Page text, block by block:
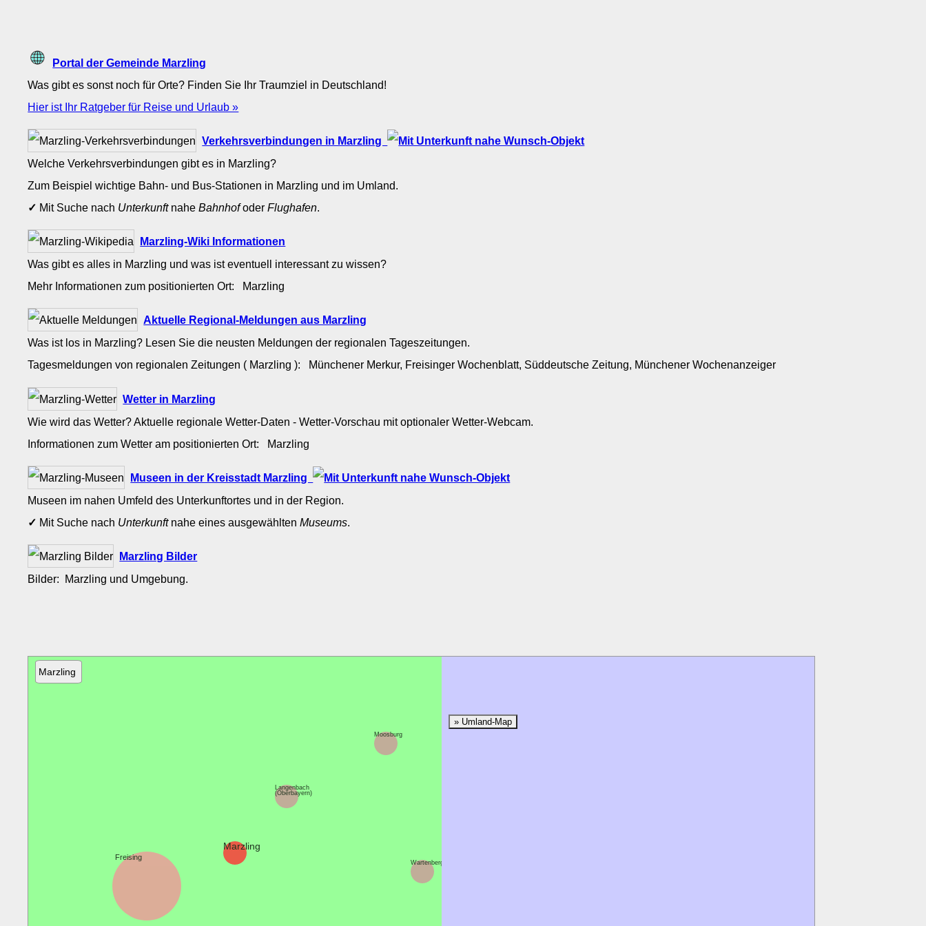
Portal der Gemeinde Marzling
Was gibt es sonst noch für Orte? Finden Sie Ihr Traumziel in Deutschland!
Hier ist Ihr Ratgeber für Reise und Urlaub »
Verkehrsverbindungen in Marzling
Welche Verkehrsverbindungen gibt es in Marzling?
Zum Beispiel wichtige Bahn- und Bus-Stationen in Marzling und im Umland.
✓ Mit Suche nach UnterkunftnaheBahnhofoderFlughafen.
Marzling-Wiki Informationen
Was gibt es alles in Marzling und was ist eventuell interessant zu wissen?
Mehr Informationen zum positionierten Ort: Marzling
Aktuelle Regional-Meldungen aus Marzling
Was ist los in Marzling? Lesen Sie die neusten Meldungen der regionalen Tageszeitungen.
Tagesmeldungen von regionalen Zeitungen ( Marzling ): Münchener Merkur, Freisinger Wochenblatt, Süddeutsche Zeitung, Münchener Wochenanzeiger
Wetter in Marzling
Wie wird das Wetter? Aktuelle regionale Wetter-Daten - Wetter-Vorschau mit optionaler Wetter-Webcam.
Informationen zum Wetter am positionierten Ort: Marzling
Museen in der Kreisstadt Marzling
Museen im nahen Umfeld des Unterkunftortes und in der Region.
✓ Mit Suche nach Unterkunftnahe eines ausgewähltenMuseums.
Marzling Bilder
Bilder: Marzling und Umgebung.
Marzling
Langenbach
(Oberbayern)
Marzling
Wartenberg
Moosburg
Freising
» Umland-Map